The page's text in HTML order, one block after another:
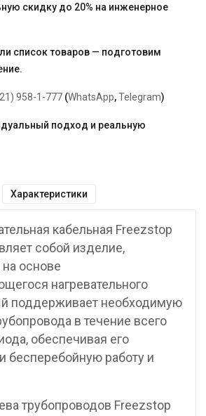
скидку до 20% на инженерное
список товаров — подготовим
958-1-777 (WhatsApp,Telegram)
подход и реальную
Характеристики
кабельная Freezstop
собой изделие,
на основе
нагревательного
поддерживает необходимую
в течение всего
обеспечивая его
бесперебойную работу и
трубопроводов Freezstop